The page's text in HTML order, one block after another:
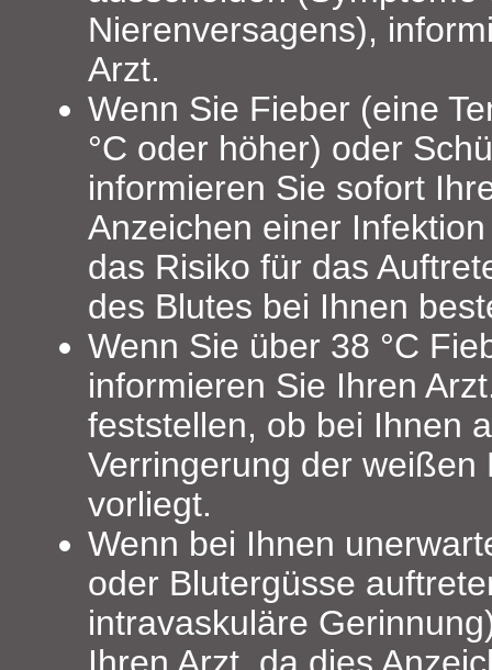
Nierenversagens),
Arzt.
Wenn Sie Fieber (eine
°C oder höher) oder
informieren Sie sofort
Anzeichen einer
das Risiko für das
des Blutes bei Ihnen
Wenn Sie über 38 °C
informieren Sie Ihren
feststellen, ob bei Ihnen
Verringerung der weißen
vorliegt.
Wenn bei Ihnen
oder Blutergüsse
intravaskuläre
Ihren Arzt, da dies